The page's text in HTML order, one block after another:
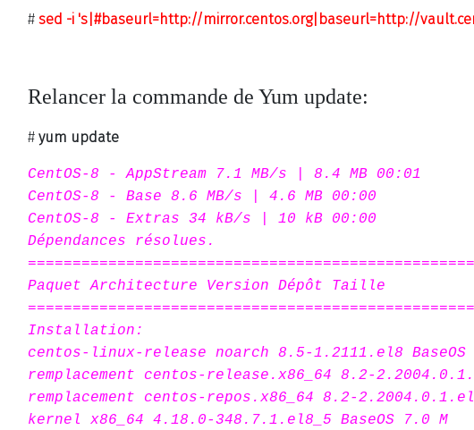
# sed -i 's|#baseurl=http://mirror.centos.org|baseurl=http://
Relancer la commande de Yum update:
# yum update
CentOS-8 - AppStream 7.1 MB/s | 8.4 MB 00:01
CentOS-8 - Base 8.6 MB/s | 4.6 MB 00:00
CentOS-8 - Extras 34 kB/s | 10 kB 00:00
Dépendances résolues.
Paquet Architecture Version Dépôt Taille
Installation:
centos-linux-release noarch 8.5-1.2111.el8 BaseOS
remplacement centos-release.x86_64 8.2-
remplacement centos-repos.x86_64 8.2-
kernel x86_64 4.18.0-348.7.1.el8_5 BaseOS 7.0 M